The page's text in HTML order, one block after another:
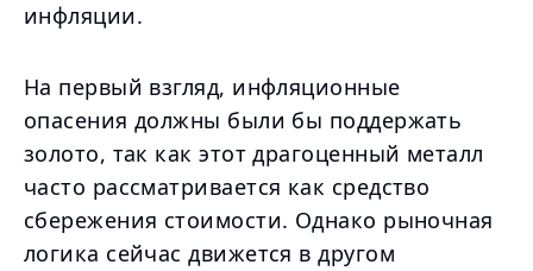
инфляции.
На первый взгляд, инфляционные
опасения должны были бы поддержать
золото, так как этот драгоценный металл
часто рассматривается как средство
сбережения стоимости. Однако рыночная
логика сейчас движется в другом